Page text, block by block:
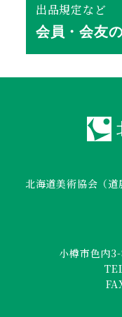
出品規定など
会員・会友
北海道美術協会（
小樽市色内